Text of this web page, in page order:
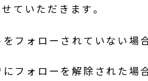
ていただきます。
フォローされていない場
フォローを解除された場